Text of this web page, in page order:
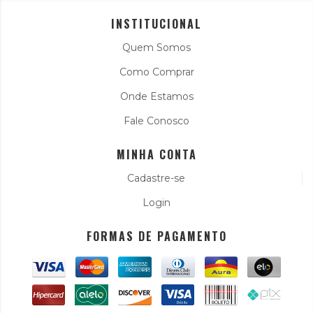
INSTITUCIONAL
Quem Somos
Como Comprar
Onde Estamos
Fale Conosco
MINHA CONTA
Cadastre-se
Login
FORMAS DE PAGAMENTO